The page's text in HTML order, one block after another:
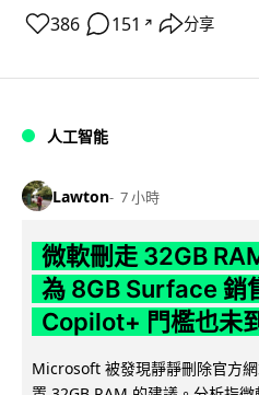
386 151 ↗ 分享
人工智能
Lawton 7 小時
微軟刪走 32GB
為 8GB Surface 銷
Copilot+ 門檻也未
Microsoft 被發現靜靜刪除官方